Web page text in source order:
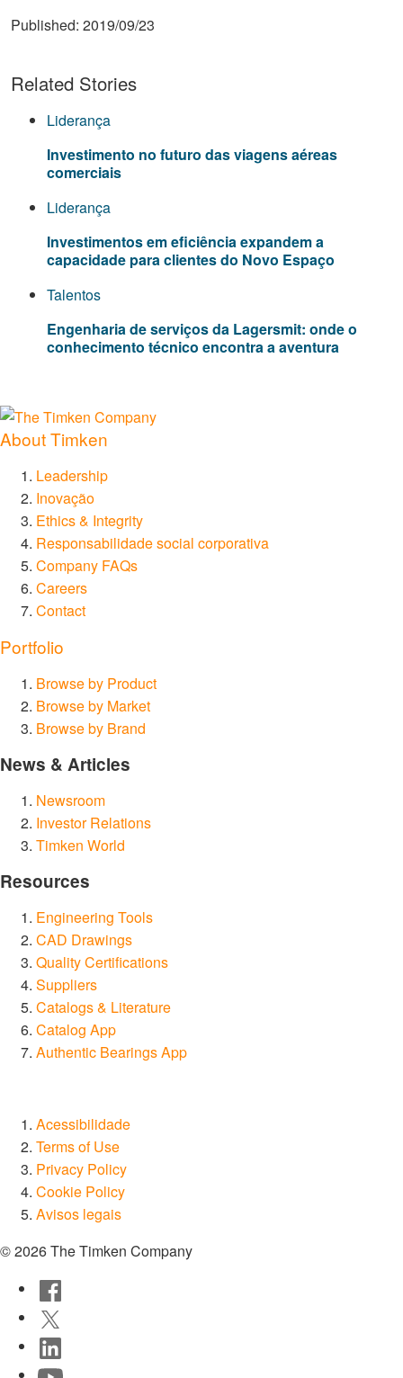
Published: 2019/09/23
Related Stories
Liderança
Investimento no futuro das viagens aéreas
comerciais
Liderança
Investimentos em eficiência expandem a
capacidade para clientes do Novo Espaço
Talentos
Engenharia de serviços da Lagersmit: onde o
conhecimento técnico encontra a aventura
About Timken
Leadership
Inovação
Ethics & Integrity
Responsabilidade social corporativa
Company FAQs
Careers
Contact
Portfolio
Browse by Product
Browse by Market
Browse by Brand
News & Articles
Newsroom
Investor Relations
Timken World
Resources
Engineering Tools
CAD Drawings
Quality Certifications
Suppliers
Catalogs & Literature
Catalog App
Authentic Bearings App
Acessibilidade
Terms of Use
Privacy Policy
Cookie Policy
Avisos legais
© 2026 The Timken Company
Facebook
Twitter
LinkedIn
YouTube